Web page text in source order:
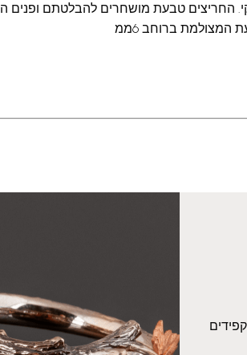
החריצים טבעת מושחרים להבלטתם ופנים
המצולמת ברוחב 6ממ